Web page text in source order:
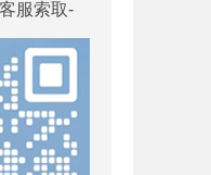
服索取-